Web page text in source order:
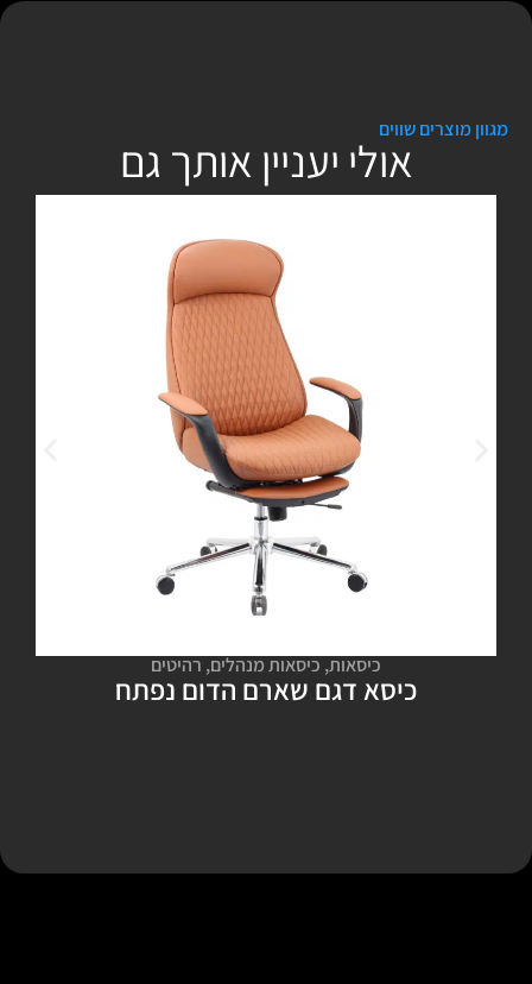
מגוון מוצרים שווים
אולי יעניין אותך גם
כיסאות,כיסאות מנהלים,רהיטים
כיסא דגם שארם הדום נפתח